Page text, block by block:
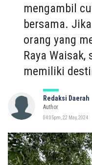
mengambil
bersama.
orang yang
Raya
memiliki
Redaksi Daerah
Author
04:05pm, 22 May, 2024